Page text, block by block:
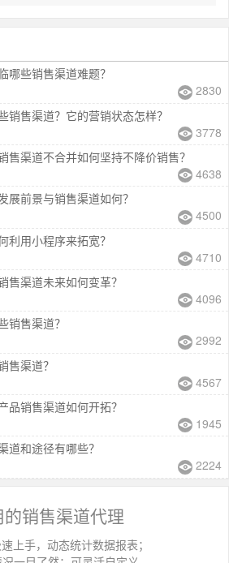
哪些销售渠道难题？
2830
销售渠道？它的营销状态怎样？
3778
售渠道不合并如何坚持不降价销售？
4638
展前景与销售渠道如何？
4500
利用小程序来拓宽？
4710
售渠道未来如何变革？
4096
销售渠道？
2992
售渠道？
4567
品销售渠道如何开拓？
1945
道和途径有哪些？
2224
的销售渠道代理
上手，动态统计数据报表；